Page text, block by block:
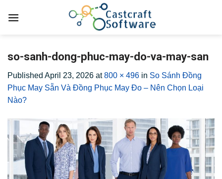
so-sanh-dong-phuc-may-do-va-may-san
Published April 23, 2026 at800 × 496 in So Sánh Đồng
Phục May Sẵn Và Đồng Phục May Đo – Nên Chọn Loại
Nào?